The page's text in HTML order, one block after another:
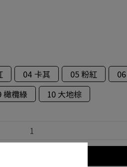
04 卡其 05 粉紅
橄欖綠
10 大地棕